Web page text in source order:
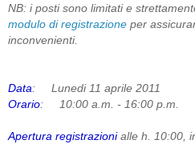
NB: i posti sono limitati e
modulo di registrazione per
inconvenienti.
Data: Lunedi 11 aprile 2011
Orario: 10:00 a.m. - 16:00 p.m.
Apertura registrazionialle h. 10:00,